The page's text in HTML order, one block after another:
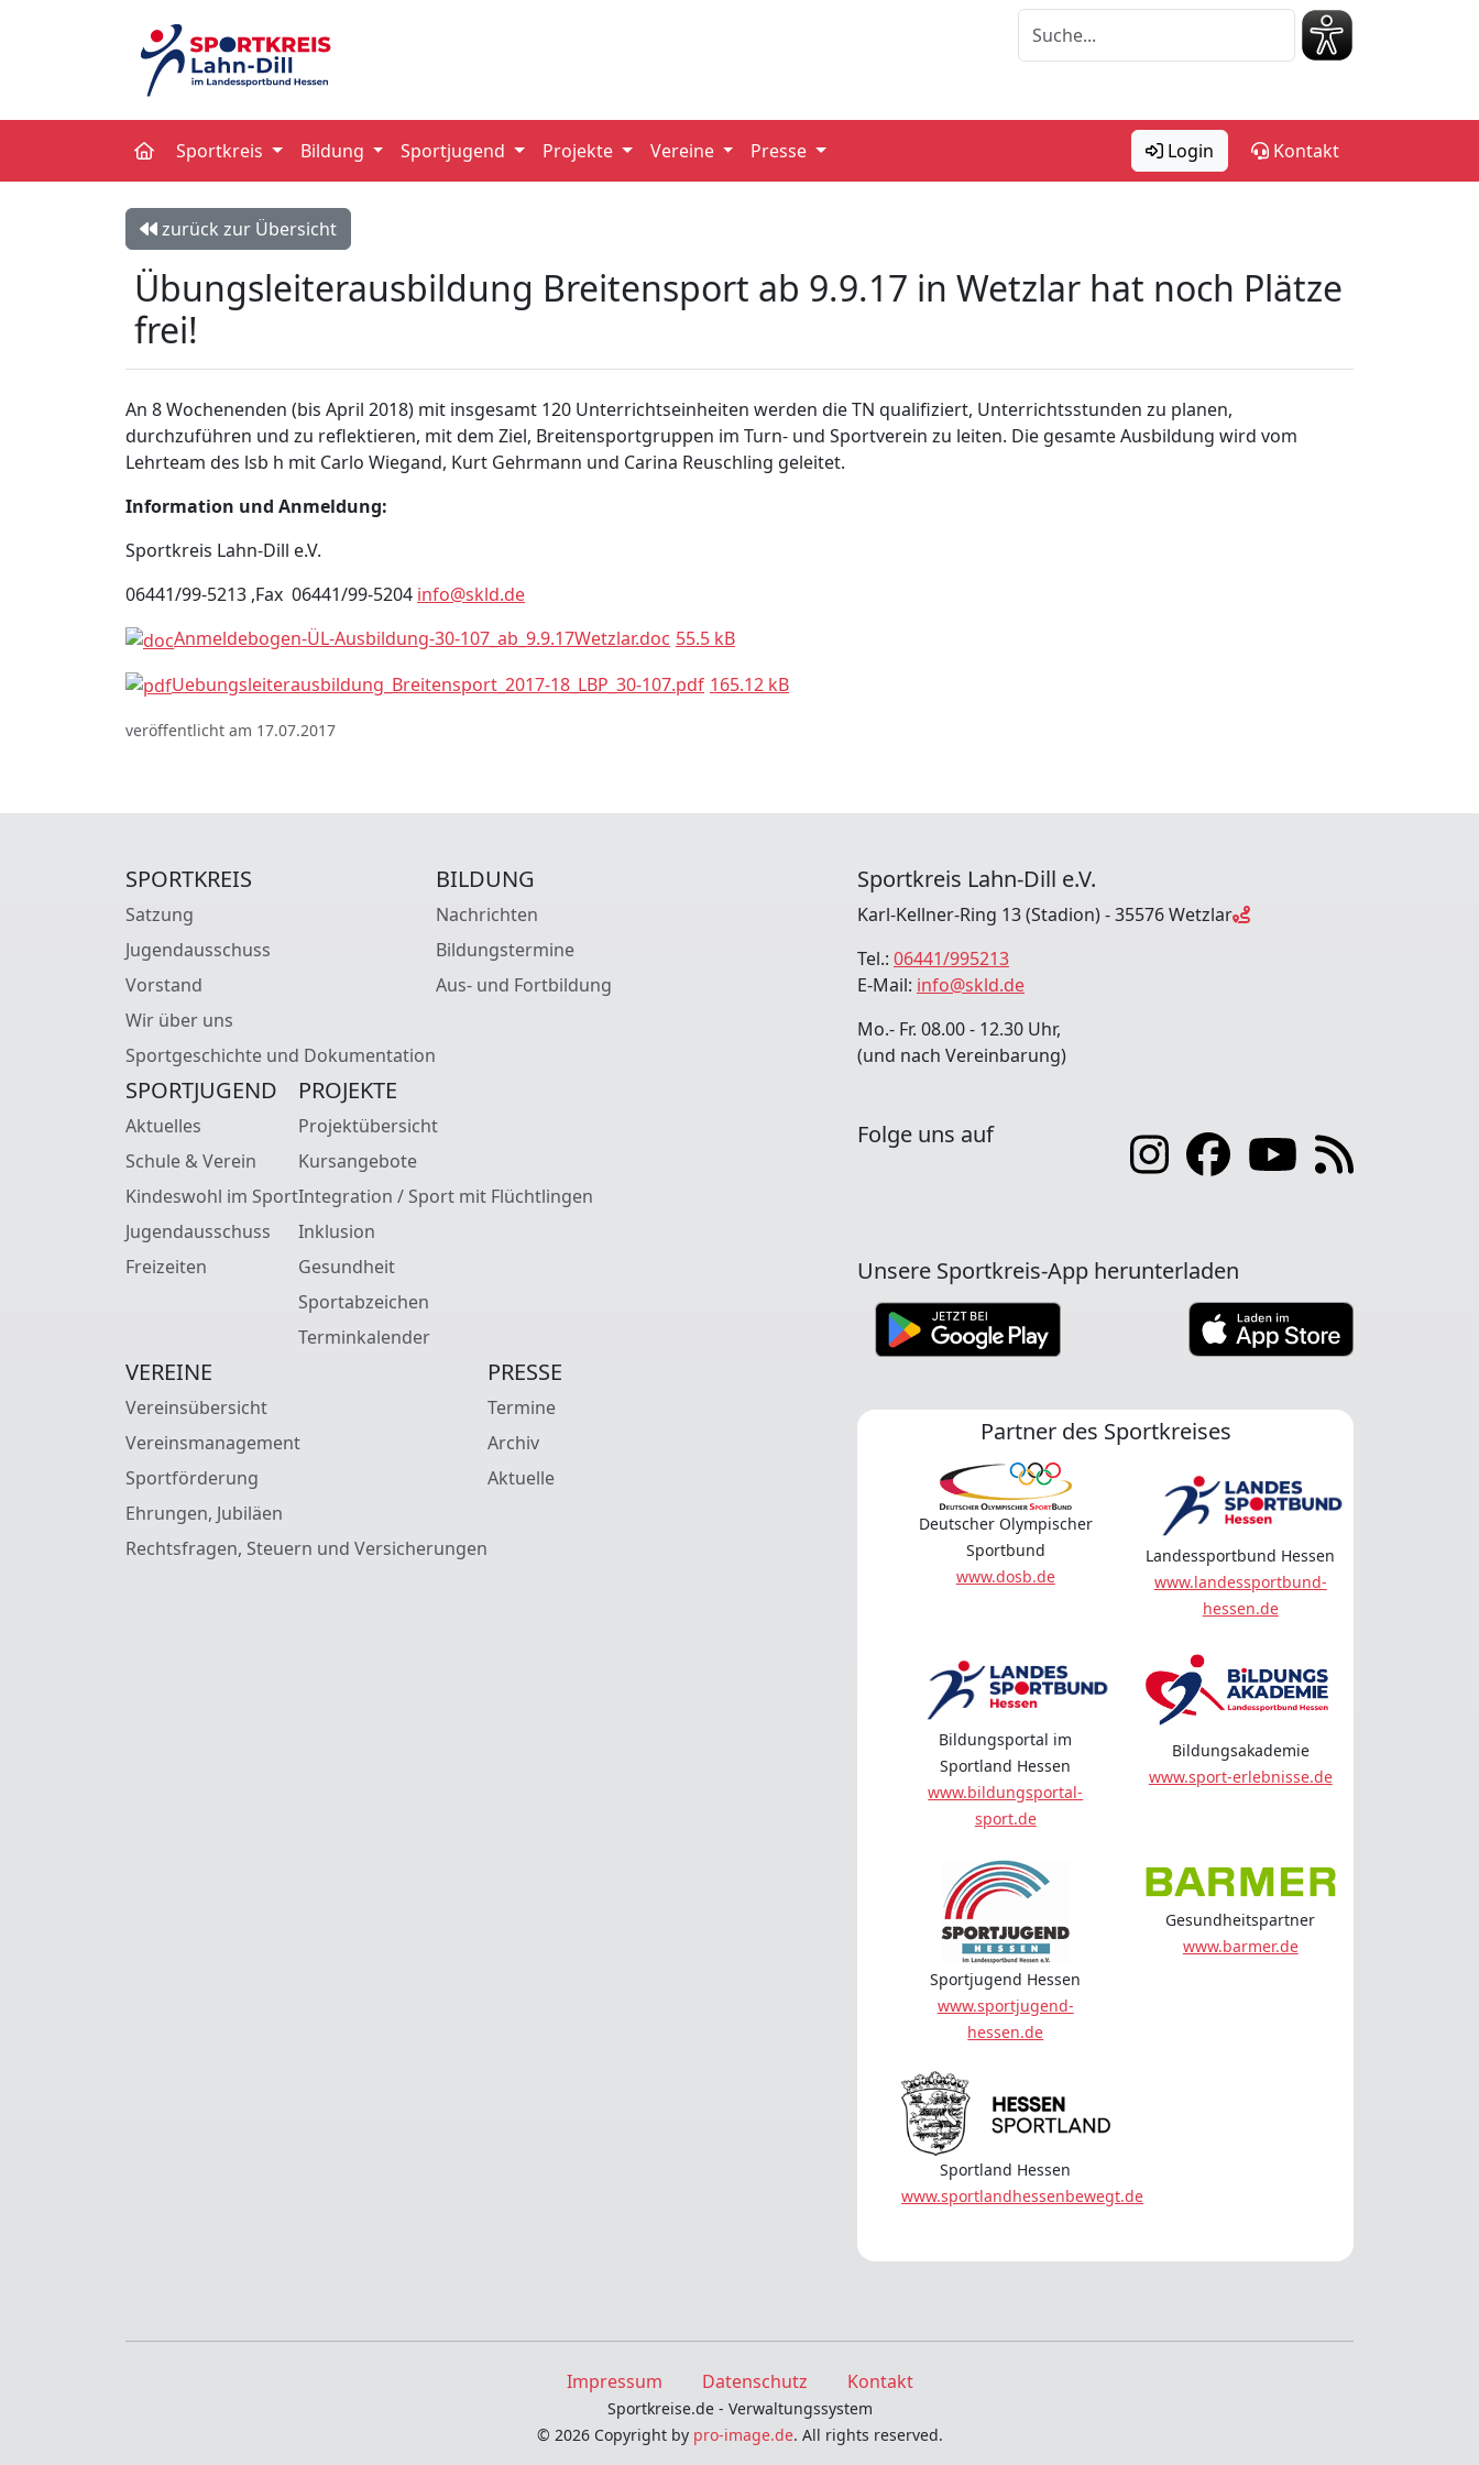
Sportkreis Bildung Sportjugend Projekte Vereine Presse Login Kontakt
zurück zur Übersicht
Übungsleiterausbildung Breitensport ab 9.9.17 in Wetzlar hat noch Plätze
frei!
An 8 Wochenenden (bis April 2018) mit insgesamt 120 Unterrichtseinheiten werden die TN qualifiziert, Unterrichtsstunden zu planen,
durchzuführen und zu reflektieren, mit dem Ziel, Breitensportgruppen im Turn- und Sportverein zu leiten. Die gesamte Ausbildung wird vom
Lehrteam des lsb h mit Carlo Wiegand, Kurt Gehrmann und Carina Reuschling geleitet.
Information und Anmeldung:
Sportkreis Lahn-Dill e.V.
06441/99-5213 ,Fax 06441/99-5204 info@skld.de
Anmeldebogen-ÜL-Ausbildung-30-107_ab_9.9.17Wetzlar.doc 55.5 kB
Uebungsleiterausbildung_Breitensport_2017-18_LBP_30-107.pdf 165.12 kB
veröffentlicht am 17.07.2017
SPORTKREIS
Satzung
Jugendausschuss
Vorstand
Wir über uns
Sportgeschichte und Dokumentation
BILDUNG
Nachrichten
Bildungstermine
Aus- und Fortbildung
SPORTJUGEND
Aktuelles
Schule & Verein
Kindeswohl im Sport
Jugendausschuss
Freizeiten
PROJEKTE
Projektübersicht
Kursangebote
Integration / Sport mit Flüchtlingen
Inklusion
Gesundheit
Sportabzeichen
Terminkalender
VEREINE
Vereinsübersicht
Vereinsmanagement
Sportförderung
Ehrungen, Jubiläen
Rechtsfragen, Steuern und Versicherungen
PRESSE
Termine
Archiv
Aktuelle
Sportkreis Lahn-Dill e.V.
Karl-Kellner-Ring 13 (Stadion) - 35576 Wetzlar
Tel.: 06441/995213
E-Mail: info@skld.de
Mo.- Fr. 08.00 - 12.30 Uhr,
(und nach Vereinbarung)
Folge uns auf
Unsere Sportkreis-App herunterladen
Partner des Sportkreises
Deutscher Olympischer
Sportbund
www.dosb.de
Landessportbund Hessen
www.landessportbund-
hessen.de
Bildungsportal im
Sportland Hessen
www.bildungsportal-
sport.de
Bildungsakademie
www.sport-erlebnisse.de
Sportjugend Hessen
www.sportjugend-
hessen.de
Gesundheitspartner
www.barmer.de
Sportland Hessen
www.sportlandhessenbewegt.de
Impressum Datenschutz Kontakt
Sportkreise.de - Verwaltungssystem
© 2026 Copyright by pro-image.de. All rights reserved.